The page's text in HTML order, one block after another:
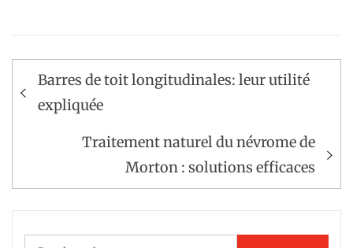
Navigation
de
l’article
Barres de toit longitudinales: leur utilité
expliquée
Traitement naturel du névrome de
Morton : solutions efficaces